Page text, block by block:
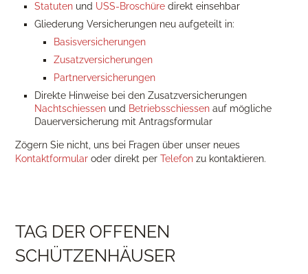
Statuten und USS-Broschüre direkt einsehbar
Gliederung Versicherungen neu aufgeteilt in:
Basisversicherungen
Zusatzversicherungen
Partnerversicherungen
Direkte Hinweise bei den Zusatzversicherungen
Nachtschiessen und Betriebsschiessenauf mögliche
Dauerversicherung mit Antragsformular
Zögern Sie nicht, uns bei Fragen über unser neues
Kontaktformularoder direkt perTelefon zu kontaktieren.
TAG DER OFFENEN
SCHÜTZENHÄUSER